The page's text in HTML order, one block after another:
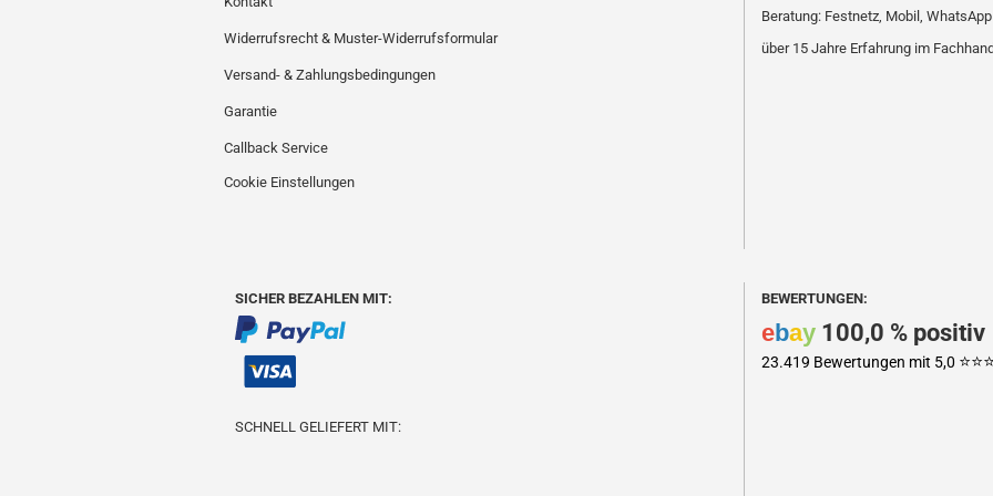
Widerrufsrecht & Muster-Widerrufsformular
Versand- & Zahlungsbedingungen
Garantie
Callback Service
Cookie Einstellungen
Beratung: Festnetz, Mobil, WhatsApp
über 15 Jahre Erfahrung im
SICHER BEZAHLEN MIT:
SCHNELL GELIEFERT MIT:
BEWERTUNGEN:
ebay 100,0 % positiv
23.419 Bewertungen mit 5,0